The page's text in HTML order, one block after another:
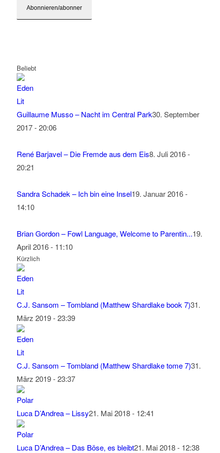
Beliebt
Guillaume Musso – Nacht im Central Park30. September
2017 - 20:06
René Barjavel – Die Fremde aus dem Eis8. Juli 2016 -
20:21
Sandra Schadek – Ich bin eine Insel19. Januar 2016 -
14:10
Brian Gordon – Fowl Language, Welcome to Parentin...19.
April 2016 - 11:10
Kürzlich
C.J. Sansom – Tombland (Matthew Shardlake book 7)31.
März 2019 - 23:39
C.J. Sansom – Tombland (Matthew Shardlake tome 7)31.
März 2019 - 23:37
Luca D’Andrea – Lissy21. Mai 2018 - 12:41
Luca D’Andrea – Das Böse, es bleibt21. Mai 2018 - 12:38